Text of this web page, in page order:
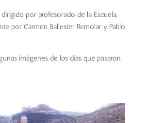
por profesorado de la Escuela,
por Carmen Ballester Remolar y Pablo
imágenes de los días que pasaron